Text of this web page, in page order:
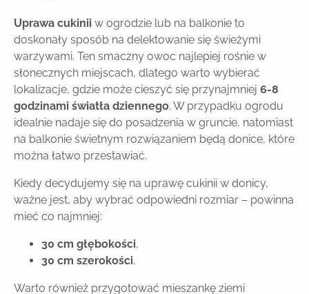
Uprawa cukinii w ogrodzie lub na balkonie to
doskonały sposób na delektowanie się świeżymi
warzywami. Ten smaczny owoc najlepiej rośnie w
słonecznych miejscach, dlatego warto wybierać
lokalizacje, gdzie może cieszyć się przynajmniej 6-8
godzinami światła dziennego. W przypadku ogrodu
idealnie nadaje się do posadzenia w gruncie, natomiast
na balkonie świetnym rozwiązaniem będą donice, które
można łatwo przestawiać.
Kiedy decydujemy się na uprawę cukinii w donicy,
ważne jest, aby wybrać odpowiedni rozmiar – powinna
mieć co najmniej:
30 cm głębokości,
30 cm szerokości.
Warto również przygotować mieszankę ziemi